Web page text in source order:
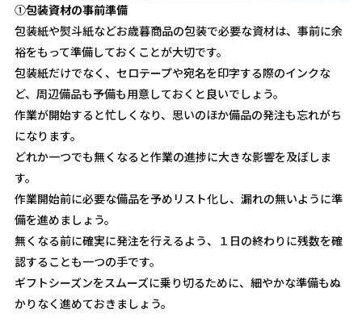
①包装資材の事前準備
包装紙や熨斗紙などお歳暮商品の包装で必要な資材は、事前に余
裕をもって準備しておくことが大切です。
包装紙だけでなく、セロテープや宛名を印字する際のインクな
ど、周辺備品も予備も用意しておくと良いでしょう。
作業が開始すると忙しくなり、思いのほか備品の発注も忘れがち
になります。
どれか一つでも無くなると作業の進捗に大きな影響を及ぼしま
す。
作業開始前に必要な備品を予めリスト化し、漏れの無いように準
備を進めましょう。
無くなる前に確実に発注を行えるよう、１日の終わりに残数を確
認することも一つの手です。
ギフトシーズンをスムーズに乗り切るために、細やかな準備もぬ
かりなく進めておきましょう。